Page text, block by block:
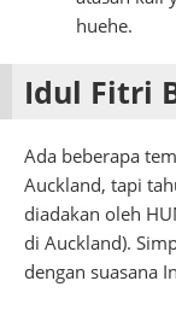
huehe.
Idul Fitri
Ada beberapa
Auckland, tapi
diadakan oleh
di Auckland).
dengan suasana